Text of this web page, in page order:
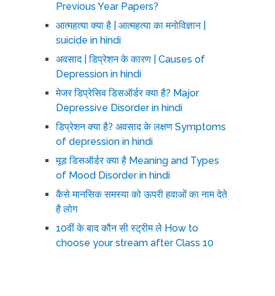
Previous Year Papers?
आत्महत्या क्या है | आत्महत्या का मनोविज्ञान |
suicide in hindi
अवसाद | डिप्रेशन के कारण | Causes of
Depression in hindi
मेजर डिप्रेसिव डिसऑर्डर क्या है? Major
Depressive Disorder in hindi
डिप्रेशन क्या है? अवसाद के लक्षण Symptoms
of depression in hindi
मूड डिसऑर्डर क्या है Meaning and Types
of Mood Disorder in hindi
कैसे मानसिक समस्या को ऊपरी हवाओं का नाम देते
है लोग
10वीं के बाद कौन सी स्ट्रीम ले How to
choose your stream after Class 10